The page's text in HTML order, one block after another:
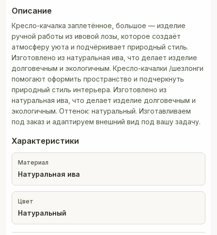
Описание
Кресло-качалка заплетённое, большое — изделие
ручной работы из ивовой лозы, которое создаёт
атмосферу уюта и подчёркивает природный стиль.
Изготовлено из натуральная ива, что делает изделие
долговечным и экологичным. Кресло-качалки /шезлонги
помогают оформить пространство и подчеркнуть
природный стиль интерьера. Изготовлено из
натуральная ива, что делает изделие долговечным и
экологичным. Оттенок: натуральный. Изготавливаем
под заказ и адаптируем внешний вид под вашу задачу.
Характеристики
Материал
Натуральная ива
Цвет
Натуральный